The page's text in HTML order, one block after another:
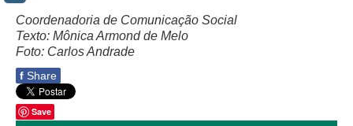
Moral, do Assédio Sexual e da Discriminação
Comissão Permanente de Gestão Socioambiental
no Âmbito do TRT11
Coordenadoria de Comunicação Social
Texto: Mônica Armond de Melo
Foto: Carlos Andrade
f Share
Save